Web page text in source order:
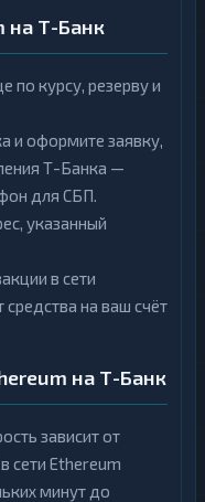
на Т-Банк
по курсу, резерву и
и оформите заявку,
Т-Банка —
для СБП.
указанный
в сети
на ваш счёт
на Т-Банк
зависит от
сети Ethereum
минут до